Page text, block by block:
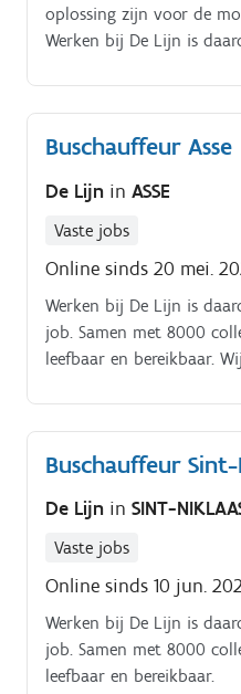
oplossing zijn voor de
Werken bij De Lijn is
Buschauffeur Asse
De Lijn in ASSE
Vaste jobs
Online sinds 20 mei.
Werken bij De Lijn is
job. Samen met 8000
leefbaar en bereikbaar.
voor de mobiliteit van
Buschauffeur
De Lijn in SINT-
Vaste jobs
Online sinds 10 jun.
Werken bij De Lijn is
job. Samen met 8000
leefbaar en bereikbaar.